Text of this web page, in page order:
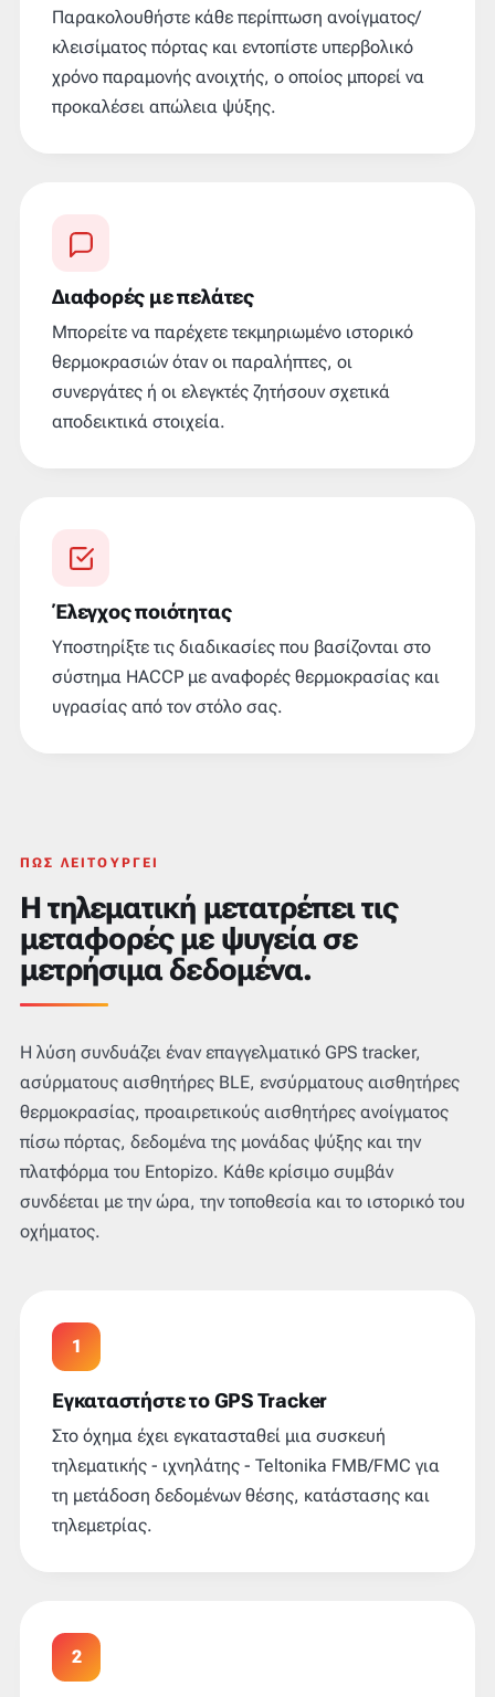
Παρακολουθήστε κάθε περίπτωση ανοίγματος/
κλεισίματος πόρτας και εντοπίστε υπερβολικό
χρόνο παραμονής ανοιχτής, ο οποίος μπορεί να
προκαλέσει απώλεια ψύξης.
Διαφορές με πελάτες
Μπορείτε να παρέχετε τεκμηριωμένο ιστορικό
θερμοκρασιών όταν οι παραλήπτες, οι
συνεργάτες ή οι ελεγκτές ζητήσουν σχετικά
αποδεικτικά στοιχεία.
Έλεγχος ποιότητας
Υποστηρίξτε τις διαδικασίες που βασίζονται στο
σύστημα HACCP με αναφορές θερμοκρασίας και
υγρασίας από τον στόλο σας.
ΠΏΣ ΛΕΙΤΟΥΡΓΕΊ
Η τηλεματική μετατρέπει τις
μεταφορές με ψυγεία σε
μετρήσιμα δεδομένα.
Η λύση συνδυάζει έναν επαγγελματικό GPS tracker,
ασύρματους αισθητήρες BLE, ενσύρματους αισθητήρες
θερμοκρασίας, προαιρετικούς αισθητήρες ανοίγματος
πίσω πόρτας, δεδομένα της μονάδας ψύξης και την
πλατφόρμα του Entopizo. Κάθε κρίσιμο συμβάν
συνδέεται με την ώρα, την τοποθεσία και το ιστορικό του
οχήματος.
1
Εγκαταστήστε το GPS Tracker
Στο όχημα έχει εγκατασταθεί μια συσκευή
τηλεματικής - ιχνηλάτης - Teltonika FMB/FMC για
τη μετάδοση δεδομένων θέσης, κατάστασης και
τηλεμετρίας.
2